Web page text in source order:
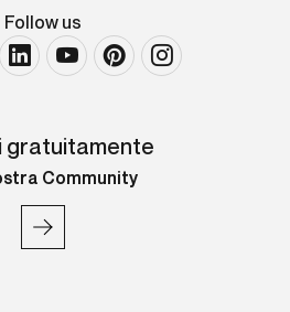
Follow us
gratuitamente
Community